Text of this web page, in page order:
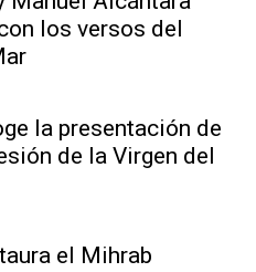
los versos del
la presentación de
de la Virgen del
el Mihrab